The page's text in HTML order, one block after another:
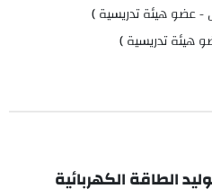
- عضو هيئة تدريسية )
هيئة تدريسية )
الطاقة الكهربائية